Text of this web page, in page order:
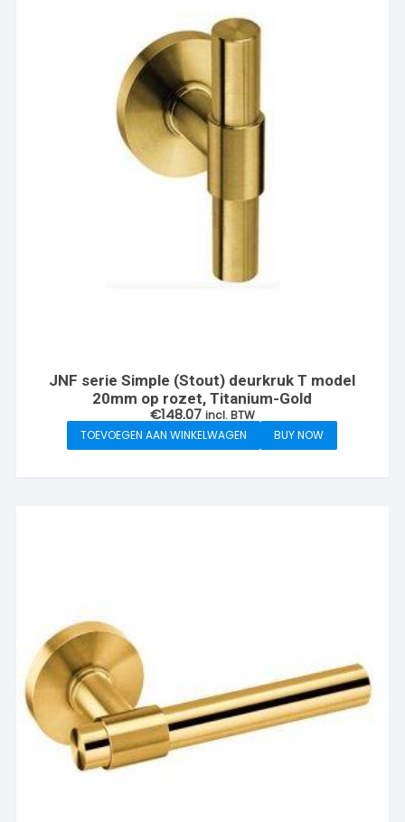
JNF serie Simple (Stout) deurkruk T model
20mm op rozet, Titanium-Gold
€148.07 incl. BTW
TOEVOEGEN AAN WINKELWAGEN
BUY NOW